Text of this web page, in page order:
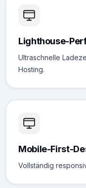
Lighthouse-
Ultraschnelle
Hosting.
Mobile-First-
Vollständig